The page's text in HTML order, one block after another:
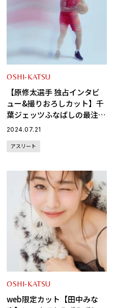
OSHI-KATSU
【原修太選手 独占インタビ
ュー&撮りおろしカット】千
葉ジェッツふなばしの最注目
選手が語るバスケの魅力
2024.07.21
アスリート
OSHI-KATSU
web限定カット【田中みな